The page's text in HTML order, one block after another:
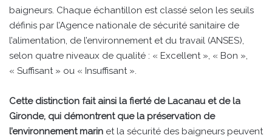
baigneurs. Chaque échantillon est classé selon les seuils
définis par l’Agence nationale de sécurité sanitaire de
l’alimentation, de l’environnement et du travail (ANSES),
selon quatre niveaux de qualité : « Excellent », « Bon »,
« Suffisant » ou « Insuffisant ».
Cette distinction fait ainsi la fierté de Lacanau et de la
Gironde, qui démontrent que la préservation de
l’environnement marin et la sécurité des baigneurs peuvent